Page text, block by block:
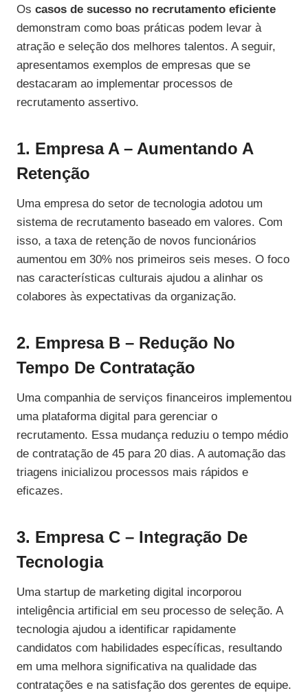
Os casos de sucesso no recrutamento eficiente
demonstram como boas práticas podem levar à
atração e seleção dos melhores talentos. A seguir,
apresentamos exemplos de empresas que se
destacaram ao implementar processos de
recrutamento assertivo.
1. Empresa A – Aumentando A
Retenção
Uma empresa do setor de tecnologia adotou um
sistema de recrutamento baseado em valores. Com
isso, a taxa de retenção de novos funcionários
aumentou em 30% nos primeiros seis meses. O foco
nas características culturais ajudou a alinhar os
colabores às expectativas da organização.
2. Empresa B – Redução No
Tempo De Contratação
Uma companhia de serviços financeiros implementou
uma plataforma digital para gerenciar o
recrutamento. Essa mudança reduziu o tempo médio
de contratação de 45 para 20 dias. A automação das
triagens inicializou processos mais rápidos e
eficazes.
3. Empresa C – Integração De
Tecnologia
Uma startup de marketing digital incorporou
inteligência artificial em seu processo de seleção. A
tecnologia ajudou a identificar rapidamente
candidatos com habilidades específicas, resultando
em uma melhora significativa na qualidade das
contratações e na satisfação dos gerentes de equipe.